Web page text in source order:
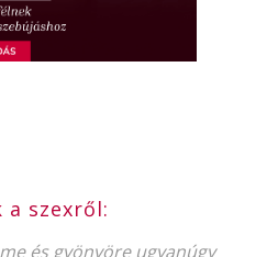
a szexről:
és gyönyöre ugyanúgy